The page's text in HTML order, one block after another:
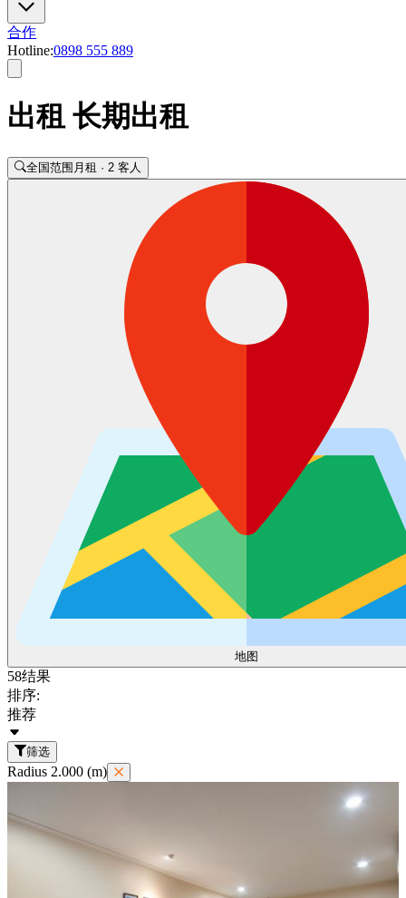
合作
Hotline:0898 555 889
出租 长期出租
全国范围 月租 · 2 客人
地图
58结果
排序:
推荐
筛选
Radius 2.000 (m)